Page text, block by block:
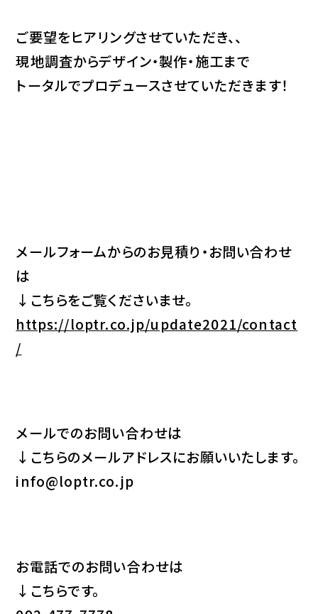
ご要望をヒアリングさせていただき、、
現地調査からデザイン・製作・施工まで
トータルでプロデュースさせていただきます！
メールフォームからのお見積り・お問い合わせ
は
↓こちらをご覧くださいませ。
https://loptr.co.jp/update2021/contact
/
メールでのお問い合わせは
↓こちらのメールアドレスにお願いいたします。
info@loptr.co.jp
お電話でのお問い合わせは
↓こちらです。